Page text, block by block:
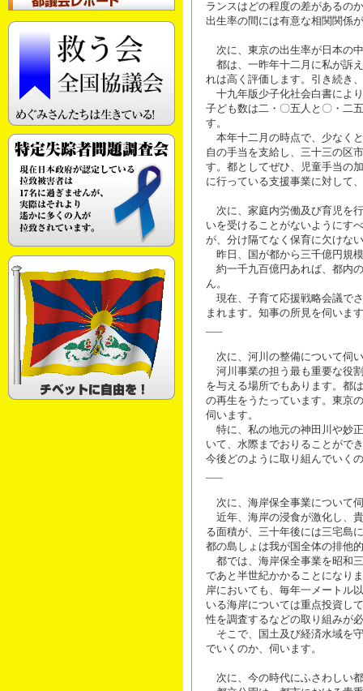
ランスはどの程度の差があるの
出生率の間には有意な相関関係
次に、東京の出生率が日本の
都は、一昨年十二月に私が訴
れは高く評価します。引き続き
十九年版少子化社会白書によ
子ども数は二・〇五人と〇・二
す。
本年十二月の時点で、少なく
自の手当を支給し、三十三の区
す。都としてぜひ、児童手当の
に行っている支援事業に対して
次に、家庭内労働及び育児を
いを受けることがないようにす
が、分け隔てなく保育に欠けな
昨日、国が都から三千億円規
約一千九百億円あれば、都内
ん。
現在、子育て応援戦略会議で
まれます。知事の所見を伺いま
次に、河川の整備について伺
河川事業の担う最も重要な役
を与える場所でもあります。都
の再生をうたっています。東京
伺います。
特に、私の地元の神田川や妙
いて、水際までおりることがで
今後どのように取り組んでいく
次に、海岸保全事業について
近年、海岸の浸食が激化し、
る面積が、三十年後には三宅島
都の島しょは我が国全体の排他
都では、海岸保全事業を昭和
であと半世紀かかることになり
岸においても、毎年一メートル
いる海岸については重点投資し
性を調査するなどの取り組みが
そこで、国土及び経済水域を
でいくのか、伺います。
次に、今の時代にふさわしい